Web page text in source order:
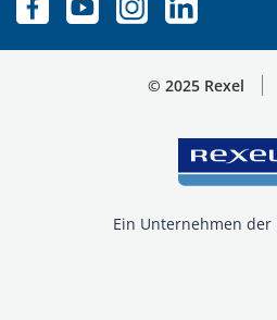
© 2025 Rexel
Ein Unternehmen der